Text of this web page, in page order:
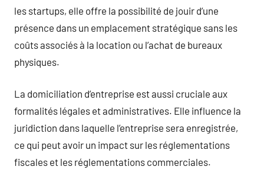
les startups, elle offre la possibilité de jouir d’une
présence dans un emplacement stratégique sans les
coûts associés à la location ou l’achat de bureaux
physiques.
La domiciliation d’entreprise est aussi cruciale aux
formalités légales et administratives. Elle influence la
juridiction dans laquelle l’entreprise sera enregistrée,
ce qui peut avoir un impact sur les réglementations
fiscales et les réglementations commerciales.